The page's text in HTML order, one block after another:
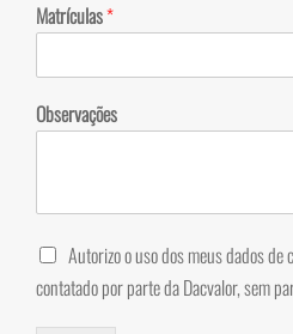
Matrículas*
Observações
Autorizo o uso dos meus dados
contatado por parte da Dacvalor, sem